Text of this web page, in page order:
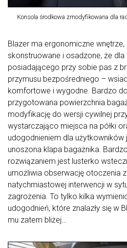
Konsola środkowa zmodyfikowana dla
Blazer ma ergonomiczne wnętrze,
skonstruowane i osadzone, że dla
posiadającego przy sobie pas z
przymusu bezpośredniego –
komfortowe i wygodne. Bardzo
przygotowana powierzchnia
modyfikację do wersji cywilnej
wystarczająco miejsca na półki
udogodnieniem dla
unoszona klapa bagażnika.
rozwiązaniem jest lusterko
umożliwia obserwację otoczenia
natychmiastowej interwencji w
zagrożenia. To tylko kilka
udogodnień, które znalazły się w
mu zatem bliżej…